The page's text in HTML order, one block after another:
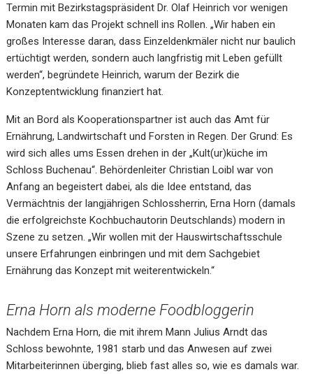
Termin mit Bezirkstagspräsident Dr. Olaf Heinrich vor wenigen
Monaten kam das Projekt schnell ins Rollen. „Wir haben ein
großes Interesse daran, dass Einzeldenkmäler nicht nur baulich
ertüchtigt werden, sondern auch langfristig mit Leben gefüllt
werden“, begründete Heinrich, warum der Bezirk die
Konzeptentwicklung finanziert hat.
Mit an Bord als Kooperationspartner ist auch das Amt für
Ernährung, Landwirtschaft und Forsten in Regen. Der Grund: Es
wird sich alles ums Essen drehen in der „Kult(ur)küche im
Schloss Buchenau“. Behördenleiter Christian Loibl war von
Anfang an begeistert dabei, als die Idee entstand, das
Vermächtnis der langjährigen Schlossherrin, Erna Horn (damals
die erfolgreichste Kochbuchautorin Deutschlands) modern in
Szene zu setzen. „Wir wollen mit der Hauswirtschaftsschule
unsere Erfahrungen einbringen und mit dem Sachgebiet
Ernährung das Konzept mit weiterentwickeln.“
Erna Horn als moderne Foodbloggerin
Nachdem Erna Horn, die mit ihrem Mann Julius Arndt das
Schloss bewohnte, 1981 starb und das Anwesen auf zwei
Mitarbeiterinnen überging, blieb fast alles so, wie es damals war.